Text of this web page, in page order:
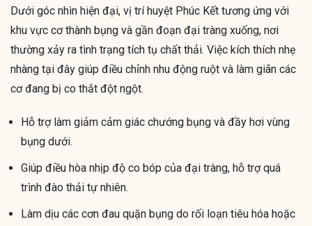
Dưới góc nhìn hiện đại, vị trí huyệt Phúc Kết tương ứng với
khu vực cơ thành bụng và gần đoạn đại tràng xuống, nơi
thường xảy ra tình trạng tích tụ chất thải. Việc kích thích nhẹ
nhàng tại đây giúp điều chỉnh nhu động ruột và làm giãn các
cơ đang bị co thắt đột ngột.
Hỗ trợ làm giảm cảm giác chướng bụng và đầy hơi vùng
bụng dưới.
Giúp điều hòa nhịp độ co bóp của đại tràng, hỗ trợ quá
trình đào thải tự nhiên.
Làm dịu các cơn đau quặn bụng do rối loạn tiêu hóa hoặc